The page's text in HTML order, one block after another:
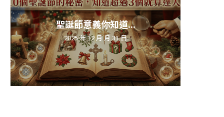
聖誕節意義你知道...
2025 年 12 月 月 31 日